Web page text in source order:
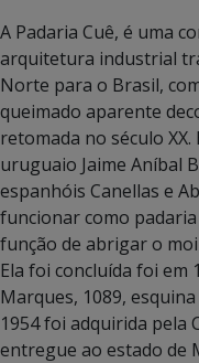
A Padaria Cuê, é uma
arquitetura industrial
Norte para o Brasil,
queimado aparente
retomada no século
uruguaio Jaime Aníbal
espanhóis Canellas e
funcionar como
função de abrigar o
Ela foi concluída foi em
Marques, 1089,
1954 foi adquirida pela
entregue ao estado de